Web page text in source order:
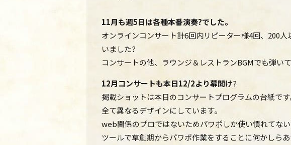
11月も週5日は各種本番演奏?でした。
オンラインコンサート計6回内リピーター様4回、200
いました?
コンサートの他、ラウンジ＆レストランBGMでも弾いて
12月コンサートも本日12/2より幕開け?
掲載ショットは本日のコンサートプログラムの台紙で
全て異なるデザインにしています。
web関係のプロではないためパワポしか使い慣れてな
ツールで草創期からパワポ作業をすることに何かしら